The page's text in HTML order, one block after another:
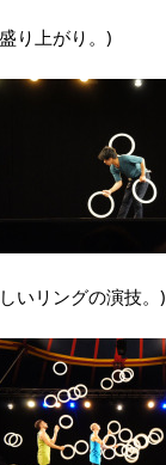
り上がり。)
いリングの演技。)